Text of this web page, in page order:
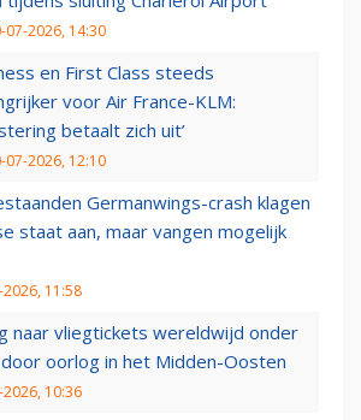
07-2026, 14:30
en First Class steeds
voor Air France-KLM:
betaalt zich uit’
07-2026, 12:10
Germanwings-crash klagen
staat aan, maar vangen mogelijk
11:58
naar vliegtickets wereldwijd onder
oorlog in het Midden-Oosten
10:36